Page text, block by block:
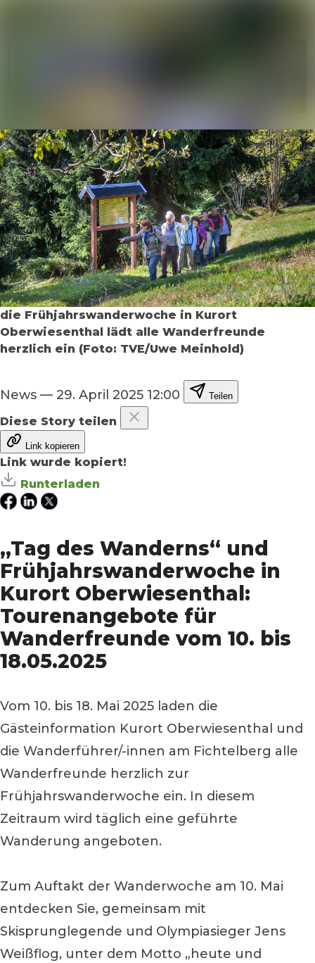
die Frühjahrswanderwoche in Kurort
Oberwiesenthal lädt alle Wanderfreunde
herzlich ein (Foto: TVE/Uwe Meinhold)
News — 29. April 2025 12:00 Teilen
Diese Story teilen
Link kopieren
Link wurde kopiert!
Runterladen
„Tag des Wanderns“ und
Frühjahrswanderwoche in
Kurort Oberwiesenthal:
Tourenangebote für
Wanderfreunde vom 10. bis
18.05.2025
Vom 10. bis 18. Mai 2025 laden die
Gästeinformation Kurort Oberwiesenthal und
die Wanderführer/-innen am Fichtelberg alle
Wanderfreunde herzlich zur
Frühjahrswanderwoche ein. In diesem
Zeitraum wird täglich eine geführte
Wanderung angeboten.
Zum Auftakt der Wanderwoche am 10. Mai
entdecken Sie, gemeinsam mit
Skisprunglegende und Olympiasieger Jens
Weißflog, unter dem Motto „heute und